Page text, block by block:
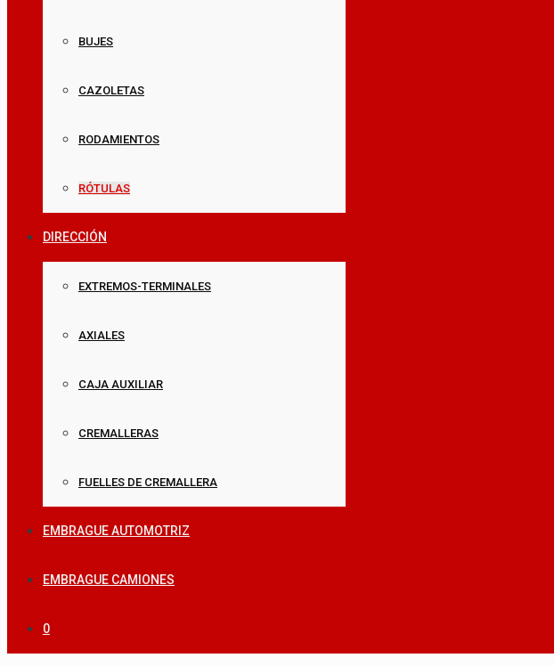
BUJES
CAZOLETAS
RODAMIENTOS
RÓTULAS
DIRECCIÓN
EXTREMOS-TERMINALES
AXIALES
CAJA AUXILIAR
CREMALLERAS
FUELLES DE CREMALLERA
EMBRAGUE AUTOMOTRIZ
EMBRAGUE CAMIONES
0